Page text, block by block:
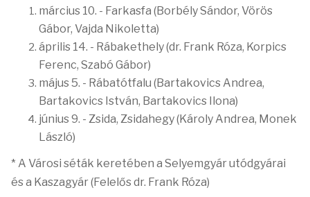
március 10. - Farkasfa (Borbély Sándor, Vörös
Gábor, Vajda Nikoletta)
április 14. - Rábakethely (dr. Frank Róza, Korpics
Ferenc, Szabó Gábor)
május 5. - Rábatótfalu (Bartakovics Andrea,
Bartakovics István, Bartakovics Ilona)
június 9. - Zsida, Zsidahegy (Károly Andrea, Monek
László)
* A Városi séták keretében a Selyemgyár utódgyárai
és a Kaszagyár (Felelős dr. Frank Róza)